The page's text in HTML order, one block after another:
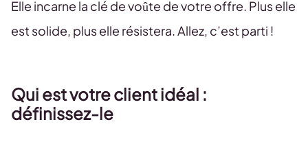
Elle incarne la clé de voûte de votre offre. Plus elle
est solide, plus elle résistera. Allez, c’est parti !
Qui est votre client idéal :
définissez-le